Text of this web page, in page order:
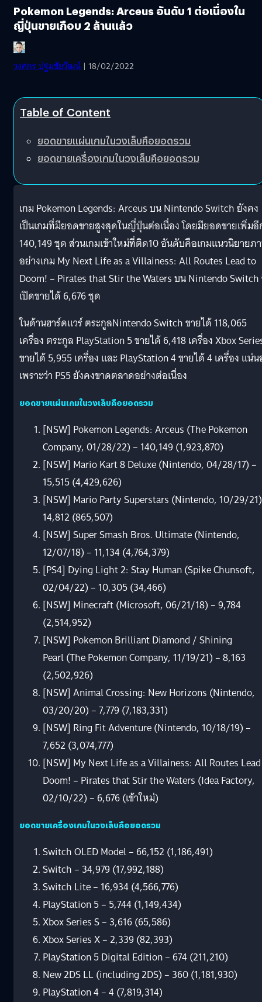
Pokemon Legends: Arceus อันดับ 1 ต่อเนื่องใน
ญี่ปุ่นขายเกือบ 2 ล้านแล้ว
วงศกร ปฐมชัยวัฒน์ | 18/02/2022
Table of Content
ยอดขายแผ่นเกมในวงเล็บคือยอดรวม
ยอดขายเครื่องเกมในวงเล็บคือยอดรวม
เกม Pokemon Legends: Arceus บน Nintendo Switch ยังคง
เป็นเกมที่มียอดขายสูงสุดในญี่ปุ่นต่อเนื่อง โดยมียอดขายเพิ่ม
140,149 ชุด ส่วนเกมเข้าใหม่ที่ติด10 อันดับคือเกมแนวนิยายภ
อย่างเกม My Next Life as a Villainess: All Routes Lead to
Doom! – Pirates that Stir the Waters บน Nintendo Switch
เปิดขายได้ 6,676 ชุด
ในด้านฮาร์ดแวร์ ตระกูลNintendo Switch ขายได้ 118,065
เครื่อง ตระกูล PlayStation 5 ขายได้ 6,418 เครื่อง Xbox
ขายได้ 5,955 เครื่อง และ PlayStation 4 ขายได้ 4 เครื่อง แน่
เพราะว่า PS5 ยังคงขาดตลาดอย่างต่อเนื่อง
ยอดขายแผ่นเกมในวงเล็บคือยอดรวม
[NSW] Pokemon Legends: Arceus (The Pokemon
Company, 01/28/22) – 140,149 (1,923,870)
[NSW] Mario Kart 8 Deluxe (Nintendo, 04/28/17) –
15,515 (4,429,626)
[NSW] Mario Party Superstars (Nintendo, 10/29/
14,812 (865,507)
[NSW] Super Smash Bros. Ultimate (Nintendo,
12/07/18) – 11,134 (4,764,379)
[PS4] Dying Light 2: Stay Human (Spike Chunsoft,
02/04/22) – 10,305 (34,466)
[NSW] Minecraft (Microsoft, 06/21/18) – 9,784
(2,514,952)
[NSW] Pokemon Brilliant Diamond / Shining
Pearl (The Pokemon Company, 11/19/21) – 8,163
(2,502,926)
[NSW] Animal Crossing: New Horizons (Nintendo,
03/20/20) – 7,779 (7,183,331)
[NSW] Ring Fit Adventure (Nintendo, 10/18/19) –
7,652 (3,074,777)
[NSW] My Next Life as a Villainess: All Routes
Doom! – Pirates that Stir the Waters (Idea Factory,
02/10/22) – 6,676 (เข้าใหม่)
ยอดขายเครื่องเกมในวงเล็บคือยอดรวม
Switch OLED Model – 66,152 (1,186,491)
Switch – 34,979 (17,992,188)
Switch Lite – 16,934 (4,566,776)
PlayStation 5 – 5,744 (1,149,434)
Xbox Series S – 3,616 (65,586)
Xbox Series X – 2,339 (82,393)
PlayStation 5 Digital Edition – 674 (211,210)
New 2DS LL (including 2DS) – 360 (1,181,930)
PlayStation 4 – 4 (7,819,314)